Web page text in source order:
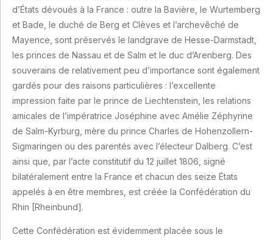
d’États dévoués à la France : outre la Bavière, le Wurtemberg
et Bade, le duché de Berg et Clèves et l’archevêché de
Mayence, sont préservés le landgrave de Hesse-Darmstadt,
les princes de Nassau et de Salm et le duc d’Arenberg. Des
souverains de relativement peu d’importance sont également
gardés pour des raisons particulières : l’excellente
impression faite par le prince de Liechtenstein, les relations
amicales de l’impératrice Joséphine avec Amélie Zéphyrine
de Salm-Kyrburg, mère du prince Charles de Hohenzollern-
Sigmaringen ou des parentés avec l’électeur Dalberg. C’est
ainsi que, par l’acte constitutif du 12 juillet 1806, signé
bilatéralement entre la France et chacun des seize États
appelés à en être membres, est créée la Confédération du
Rhin [Rheinbund].
Cette Confédération est évidemment placée sous le